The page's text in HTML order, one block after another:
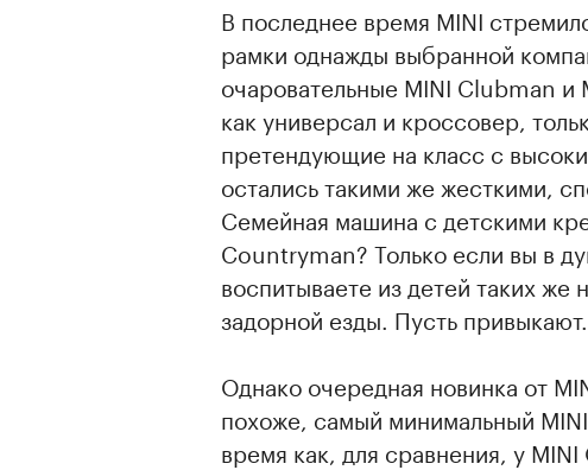
В последнее время MINI
рамки однажды выбранной
очаровательные MINI Clubman
как универсал и кроссовер,
претендующие на класс с
остались такими же жесткими,
Семейная машина с детскими
Countryman? Только если вы в
воспитываете из детей таких
задорной езды. Пусть привыкают.
Однако очередная новинка от
похоже, самый минимальный
время как, для сравнения, у